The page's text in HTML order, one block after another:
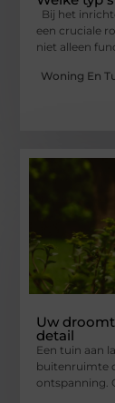
Bij het
een cruciale
niet alleen
Woning En
Uw
detail
Een tuin aan
buitenruimte
ontspanning.